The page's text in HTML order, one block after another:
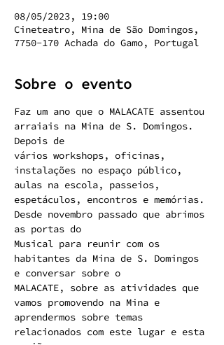
08/05/2023, 19:00
Cineteatro, Mina de São Domingos,
7750-170 Achada do Gamo, Portugal
Sobre o evento
Faz um ano que o MALACATE assentou
arraiais na Mina de S. Domingos.
Depois de
vários workshops, oficinas,
instalações no espaço público,
aulas na escola, passeios,
espetáculos, encontros e memórias.
Desde novembro passado que abrimos
as portas do
Musical para reunir com os
habitantes da Mina de S. Domingos
e conversar sobre o
MALACATE, sobre as atividades que
vamos promovendo na Mina e
aprendermos sobre temas
relacionados com este lugar e esta